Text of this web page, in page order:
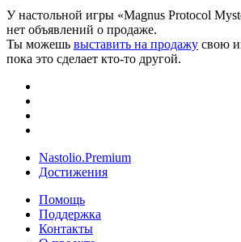
У настольной игры «Magnus Protocol
нет объявлений о продаже.
Ты можешь выставить на продажу свою
пока это сделает кто-то другой.
Nastolio.Premium
Достижения
Помощь
Поддержка
Контакты